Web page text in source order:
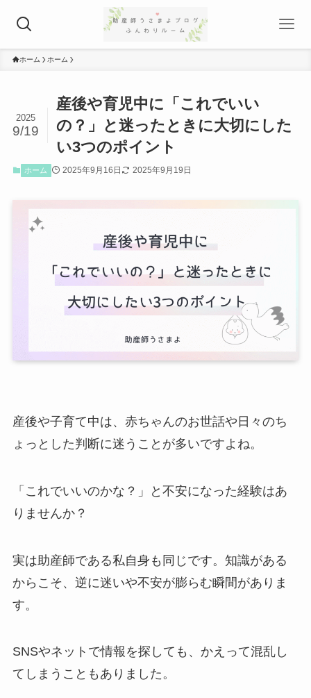
ホーム ホーム
産後や育児中に「これでいい
の？」と迷ったときに大切にした
い3つのポイント
2025
9/19
ホーム 2025年9月16日 2025年9月19日
産後や子育て中は、赤ちゃんのお世話や日々のち
ょっとした判断に迷うことが多いですよね。
「これでいいのかな？」と不安になった経験はあ
りませんか？
実は助産師である私自身も同じです。知識がある
からこそ、逆に迷いや不安が膨らむ瞬間がありま
す。
SNSやネットで情報を探しても、かえって混乱し
てしまうこともありました。